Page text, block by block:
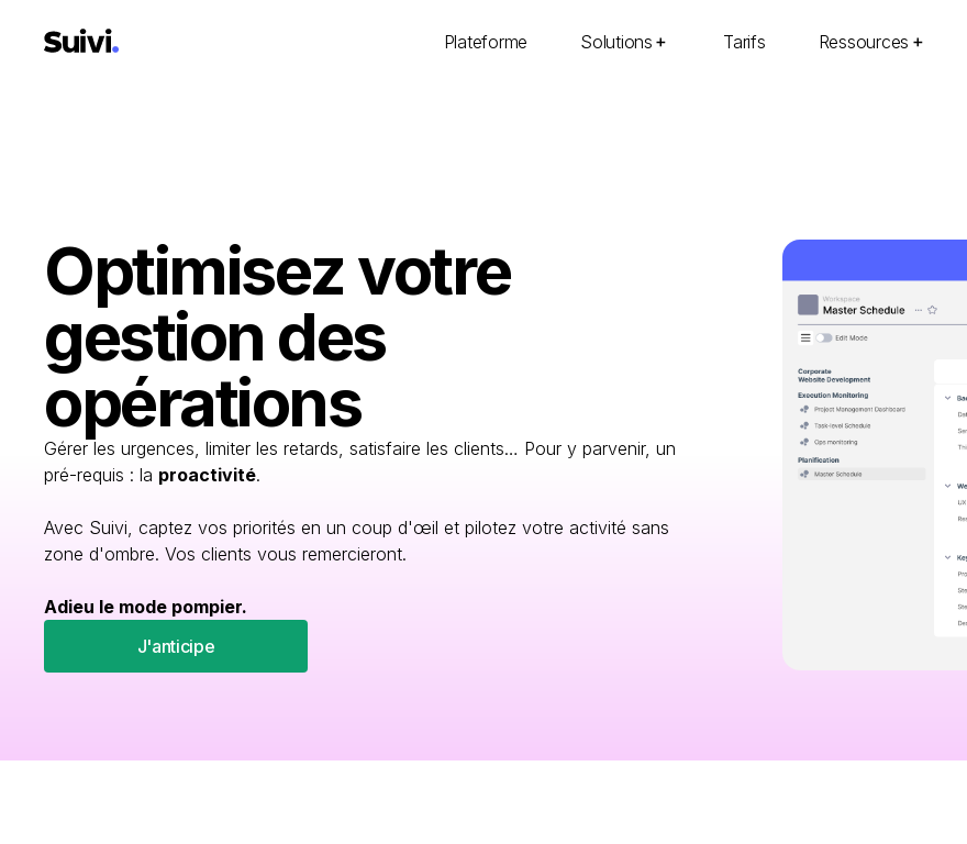
Plateforme Solutions Tarifs Ressources
Optimisez votre
gestion des
opérations
Gérer les urgences, limiter les retards, satisfaire les clients… Pour y parvenir, un
pré-requis : la proactivité.
Avec Suivi, captez vos priorités en un coup d'œil et pilotez votre activité sans
zone d'ombre. Vos clients vous remercieront.
Adieu le mode pompier.
J'anticipe